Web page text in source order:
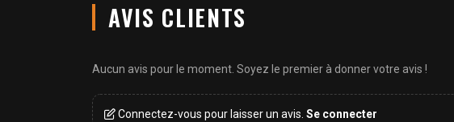
AVIS CLIENTS
Aucun avis pour le moment. Soyez le premier à donner votre avis !
Connectez-vous pour laisser un avis. Se connecter